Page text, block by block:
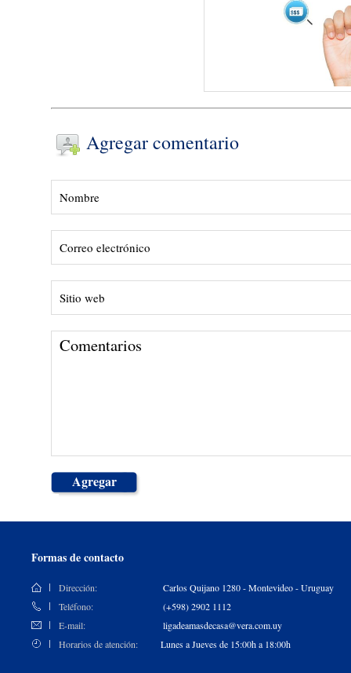
Agregar comentario
Agregar
Formas de contacto
Dirección:
Carlos Quijano 1280 - Montevideo - Uruguay
Teléfono:
(+598) 2902 1112
E-mail:
ligadeamasdecasa@vera.com.uy
Horarios de atención:
Lunes a Jueves de 15:00h a 18:00h